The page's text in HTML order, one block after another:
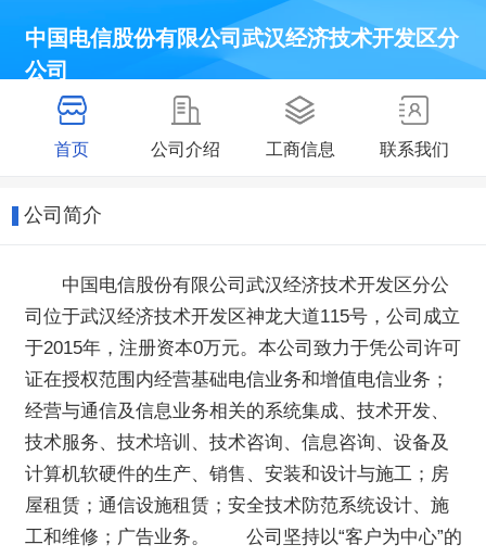
中国电信股份有限公司武汉经济技术开发区分
公司
首页 公司介绍 工商信息 联系我们
公司简介
中国电信股份有限公司武汉经济技术开发区分公
司位于武汉经济技术开发区神龙大道115号，公司成立
于2015年，注册资本0万元。本公司致力于凭公司许可
证在授权范围内经营基础电信业务和增值电信业务；
经营与通信及信息业务相关的系统集成、技术开发、
技术服务、技术培训、技术咨询、信息咨询、设备及
计算机软硬件的生产、销售、安装和设计与施工；房
屋租赁；通信设施租赁；安全技术防范系统设计、施
工和维修；广告业务。 公司坚持以“客户为中心”的